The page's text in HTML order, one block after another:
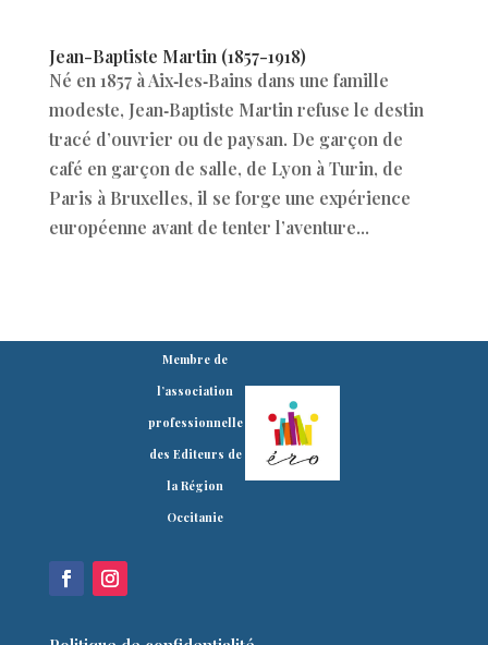
Jean-Baptiste Martin (1857-1918)
Né en 1857 à Aix‑les‑Bains dans une famille
modeste, Jean‑Baptiste Martin refuse le destin
tracé d’ouvrier ou de paysan. De garçon de
café en garçon de salle, de Lyon à Turin, de
Paris à Bruxelles, il se forge une expérience
européenne avant de tenter l’aventure...
Membre de
l’association
professionnelle
des Editeurs de
la Région
Occitanie